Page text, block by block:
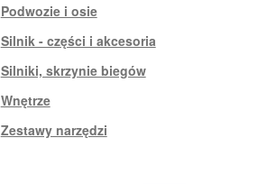
Podwozie i osie
Silnik - części i akcesoria
Silniki, skrzynie biegów
Wnętrze
Zestawy narzędzi